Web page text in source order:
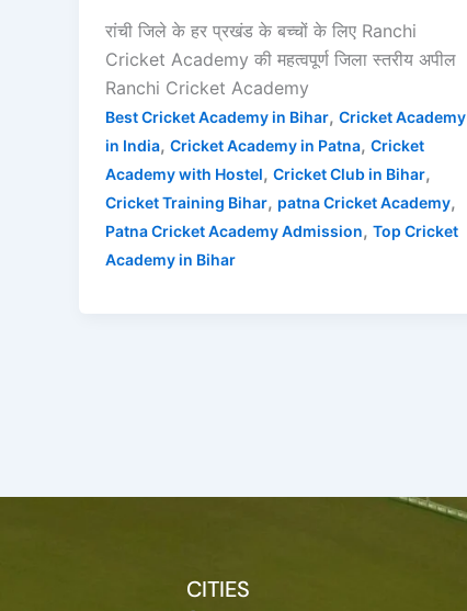
रांची जिले के हर प्रखंड के बच्चों के लिए Ranchi
Cricket Academy की महत्वपूर्ण जिला स्तरीय अपील
Ranchi Cricket Academy
Best Cricket Academy in Bihar, Cricket Academy
in India, Cricket Academy in Patna, Cricket
Academy with Hostel, Cricket Club in Bihar,
Cricket Training Bihar, patna Cricket Academy,
Patna Cricket Academy Admission, Top Cricket
Academy in Bihar
CITIES